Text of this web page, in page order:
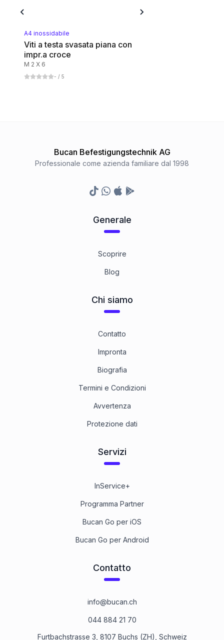
A4 inossidabile
Viti a testa svasata piana con
impr.a croce
M 2 X 6
- / 5
Bucan Befestigungstechnik AG
Professionale come azienda familiare dal 1998
TikTokWhatsapp
Appstore
Google Play Store
Generale
Scoprire
Blog
Chi siamo
Contatto
Impronta
Biografia
Termini e Condizioni
Avvertenza
Protezione dati
Servizi
InService+
Programma Partner
Bucan Go per iOS
Bucan Go per Android
Contatto
info@bucan.ch
044 884 21 70
Furtbachstrasse 3, 8107 Buchs (ZH), Schweiz